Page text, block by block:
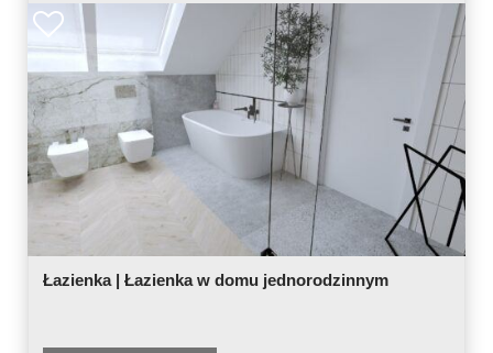
Łazienka | Łazienka w domu jednorodzinnym